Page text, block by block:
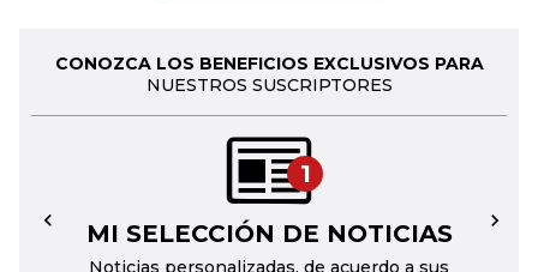
CONOZCA LOS BENEFICIOS EXCLUSIVOS PARA
NUESTROS SUSCRIPTORES
1
MI SELECCIÓN DE NOTICIAS
Noticias personalizadas, de acuerdo a sus
← →